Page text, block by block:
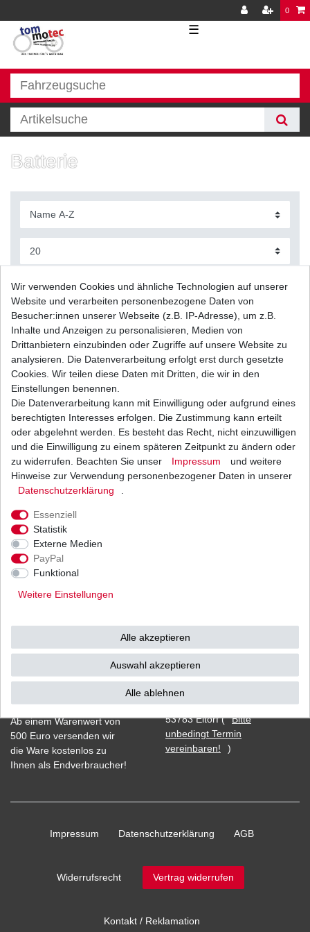
0
☰
Batterie
Batterie Yuasa YB14L-A2 High Quality
UVP 89,81 € 85,97 € *
1 Stück
GEL Batterie YB14L-A2
UVP 71,03 €
Ab einem Warenwert von
500 Euro versenden wir
die Ware kostenlos zu
Ihnen als Endverbraucher!
Vorkasse
Barzahlung bei Abholung in
53783 Eitorf (
Bitte
unbedingt Termin
vereinbaren!
)
Impressum Daten­schutz­erklärung AGB
Widerrufs­recht Vertrag widerrufen
Kontakt / Reklamation
Wir verwenden Cookies und ähnliche Technologien auf unserer
Website und verarbeiten personenbezogene Daten von
Besucher:innen unserer Webseite (z.B. IP-Adresse), um z.B.
Inhalte und Anzeigen zu personalisieren, Medien von
Drittanbietern einzubinden oder Zugriffe auf unsere Website zu
analysieren. Die Datenverarbeitung erfolgt erst durch gesetzte
Cookies. Wir teilen diese Daten mit Dritten, die wir in den
Einstellungen benennen.
Die Datenverarbeitung kann mit Einwilligung oder aufgrund eines
berechtigten Interesses erfolgen. Die Zustimmung kann erteilt
oder abgelehnt werden. Es besteht das Recht, nicht einzuwilligen
und die Einwilligung zu einem späteren Zeitpunkt zu ändern oder
zu widerrufen. Beachten Sie unser
Impressum
und weitere
Hinweise zur Verwendung personenbezogener Daten in unserer
Daten­schutz­erklärung
Essenziell
Statistik
Externe Medien
PayPal
Funktional
Weitere Einstellungen
Alle akzeptieren
Auswahl akzeptieren
Alle ablehnen